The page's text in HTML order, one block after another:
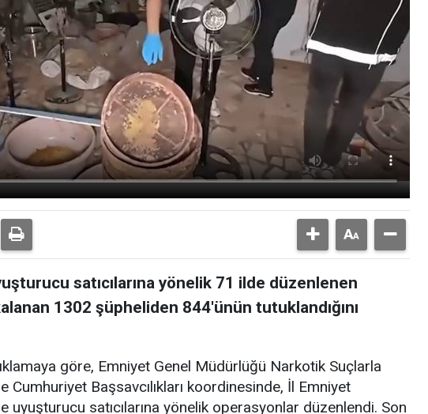
satıcılarına yönelik 71 ilde düzenlenen
1302 şüpheliden 844'ünün tutuklandığını
göre, Emniyet Genel Müdürlüğü Narkotik Suçlarla
Cumhuriyet Başsavcılıkları koordinesinde, İl Emniyet
uyuşturucu satıcılarına yönelik operasyonlar düzenlendi. Son